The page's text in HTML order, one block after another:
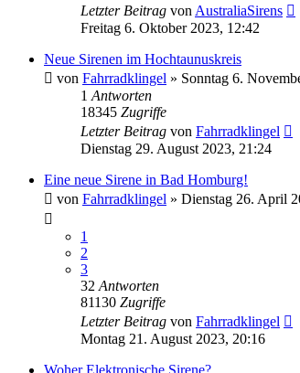
Letzter Beitrag von AustraliaSirens
Freitag 6. Oktober 2023, 12:42
Neue Sirenen im Hochtaunuskreis
von Fahrradklingel » Sonntag 6.
1 Antworten
18345 Zugriffe
Letzter Beitrag von Fahrradklingel
Dienstag 29. August 2023, 21:24
Eine neue Sirene in Bad Homburg!
von Fahrradklingel » Dienstag 26. April
1
2
3
32 Antworten
81130 Zugriffe
Letzter Beitrag von Fahrradklingel
Montag 21. August 2023, 20:16
Woher Elektronische Sirene?